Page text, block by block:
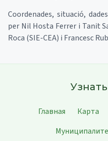
Coordenades, situació,
per Nil Hosta Ferrer i Tanit
Roca (SIE-CEA) i Francesc
Главная Карта